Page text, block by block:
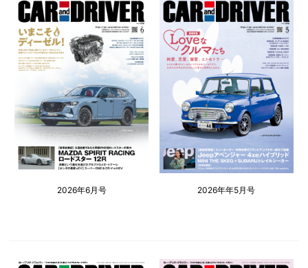
2026年6月号 2026年年5月号